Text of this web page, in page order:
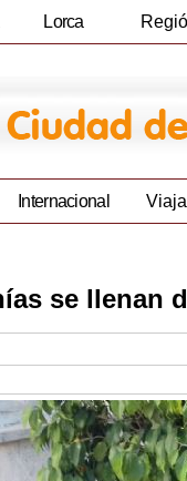
Lorca
Internacional
se llenan